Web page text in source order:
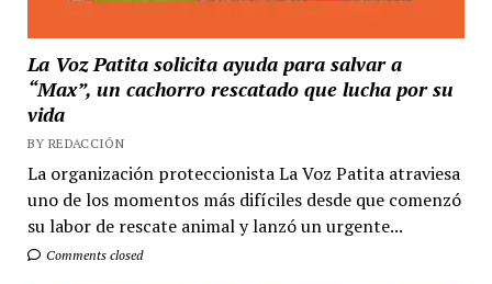
La Voz Patita solicita ayuda para salvar a
“Max”, un cachorro rescatado que lucha por su
vida
BY REDACCIÓN
La organización proteccionista La Voz Patita atraviesa
uno de los momentos más difíciles desde que comenzó
su labor de rescate animal y lanzó un urgente...
Comments closed